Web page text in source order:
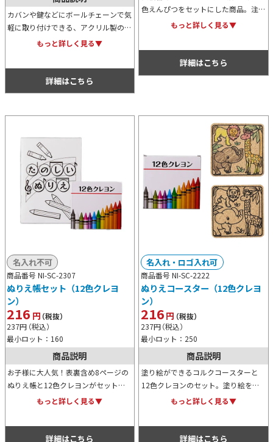
カバンや鍵などにボールチェーンで気
軽に取り付けできる、アクリル製のド
ッグタグ。片面UVインクジェットの
もっと詳しく見る▼
詳細はこちら
色えんぴつをセットにした商品。注文
数1,000枚より表紙や柄のデザインカ
もっと詳しく見る▼
詳細はこちら
商品番号 NI-SC-2307
ぬりえ帳セット（12色クレヨ
ン）
216 円（税抜）
237円（税込）
最小ロット：160
名入れ不可
商品説明
お子様に大人気！表裏含め8ページの
ぬりえ帳と12色クレヨンがセットに
なったアイテムです。ぬりえ帳の表紙
もっと詳しく見る▼
詳細はこちら
商品番号 NI-SC-2222
ぬりえコースター（12色クレヨ
ン）
216円（税抜）
237円（税込）
最小ロット：250
名入れ・ロゴ入れ可
商品説明
塗り絵ができるコルクコースターと
12色クレヨンのセット。塗り絵を楽
しんだ後はマイコースターとして毎日
もっと詳しく見る▼
詳細はこちら